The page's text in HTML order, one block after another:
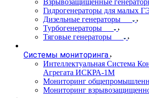
Взрывозащищенные
Гидрогенераторы для малых
Дизельные генераторы
Турбогенераторы
Тяговые генераторы
Системы мониторинга
Интеллектуальная Система
Агрегата ИСКРА-1М
Мониторинг
Мониторинг